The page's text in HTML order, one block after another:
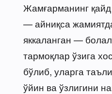
Жамғарманинг
— айниқса
яккаланган —
тармоқлар ўзига
бўлиб, уларга
ўйин ва ўзлигини